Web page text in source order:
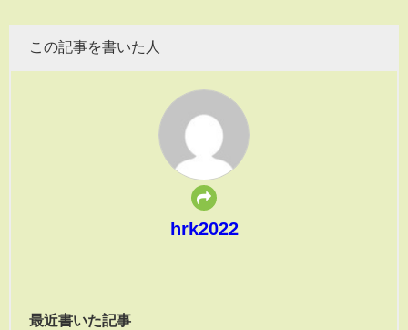
この記事を書いた人
hrk2022
最近書いた記事